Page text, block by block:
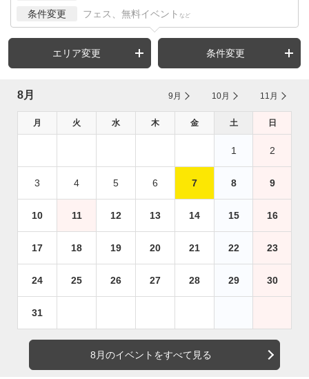
条件変更 フェス、無料イベント など
エリア変更 条件変更
8月 9月 10月 11月
月 火 水 木 金 土 日
1 2
3 4 5 6 7 8 9
10 11 12 13 14 15 16
17 18 19 20 21 22 23
24 25 26 27 28 29 30
31
8月のイベントをすべて見る